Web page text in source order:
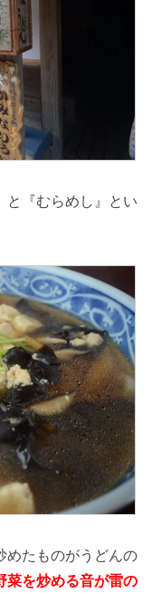
と『むらめし』とい
めたものがうどんの
菜を炒める音が雷の